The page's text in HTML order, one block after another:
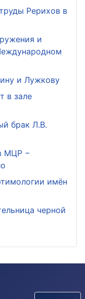
Рерихов в
и
и Лужкову
в зале
брак Л.В.
МЦР −
имён
черной